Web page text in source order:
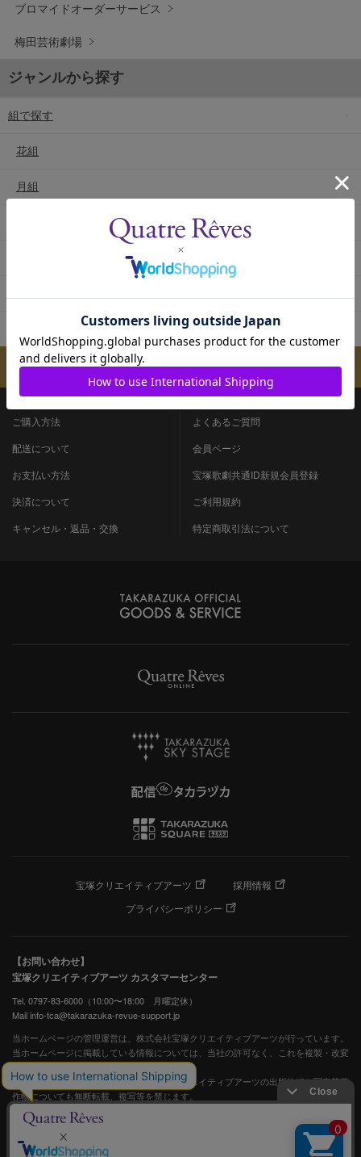
ブロマイドオーダーサービス
梅田芸術劇場
ジャンルから探す
組で探す
花組
月組
メールマガジンのご案内
ご購入方法
配送について
お支払い方法
決済について
キャンセル・返品・交換
よくあるご質問
会員ページ
宝塚歌劇共通ID新規会員登録
ご利用規約
特定商取引法について
宝塚クリエイティブアーツ
採用情報
プライバシーポリシー
【お問い合わせ】
宝塚クリエイティブアーツ カスタマーセンター
Tel. 0797-83-6000（10:00〜18:00 月曜定休）
Mail info-tca@takarazuka-revue-support.jp
当ホームページの管理運営は、株式会社宝塚クリエイティブアーツが行っています。
当ホームページに掲載している情報については、当社の許可なく、これを複製・改変
することを固く禁止します。
また、阪急電鉄並びに宝塚歌劇団、宝塚クリエイティブアーツの出版物ほか写真等著
作物についても無断転載、複写等を禁じます。
宝塚歌劇公式ホームページ
JASRAC許諾番号：S0507081515